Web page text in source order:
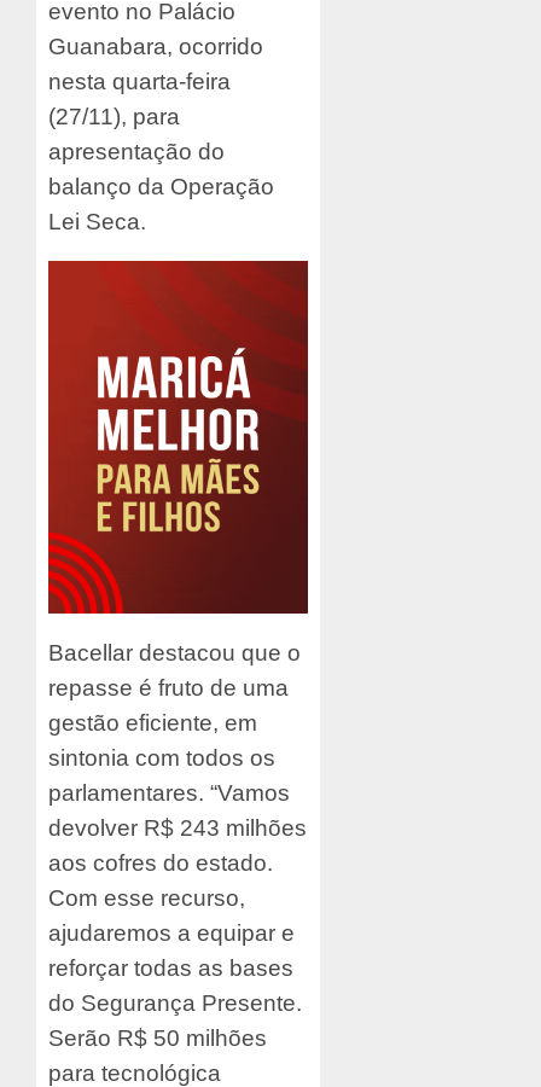
evento no Palácio
Guanabara, ocorrido
nesta quarta-feira
(27/11), para
apresentação do
balanço da Operação
Lei Seca.
Bacellar destacou que o
repasse é fruto de uma
gestão eficiente, em
sintonia com todos os
parlamentares. “Vamos
devolver R$ 243 milhões
aos cofres do estado.
Com esse recurso,
ajudaremos a equipar e
reforçar todas as bases
do Segurança Presente.
Serão R$ 50 milhões
para tecnológica